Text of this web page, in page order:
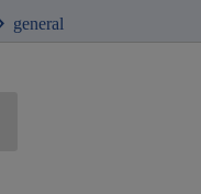
general